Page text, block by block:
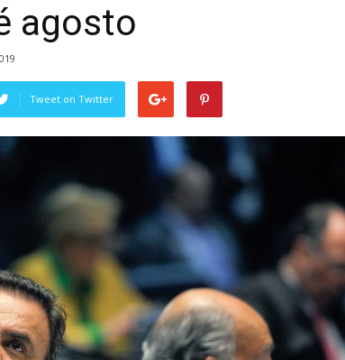
agosto
Tweet on Twitter